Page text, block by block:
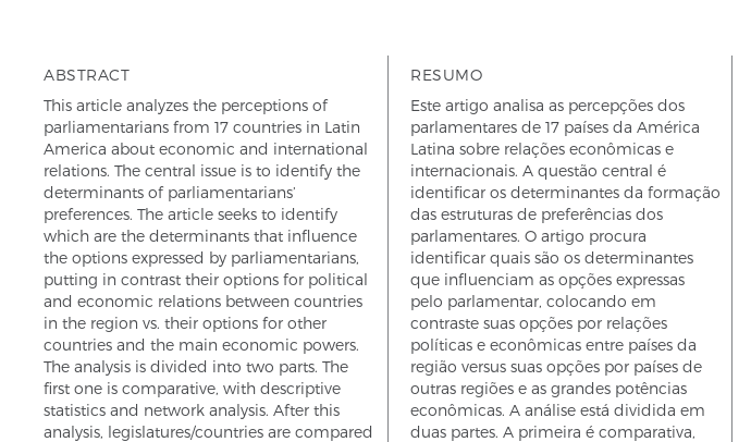
ABSTRACT
This article analyzes the perceptions of
parliamentarians from 17 countries in Latin
America about economic and international
relations. The central issue is to identify the
determinants of parliamentarians’
preferences. The article seeks to identify
which are the determinants that influence
the options expressed by parliamentarians,
putting in contrast their options for political
and economic relations between countries
in the region vs. their options for other
countries and the main economic powers.
The analysis is divided into two parts. The
first one is comparative, with descriptive
statistics and network analysis. After this
analysis, legislatures/countries are compared
RESUMO
Este artigo analisa as percepções dos
parlamentares de 17 países da América
Latina sobre relações econômicas e
internacionais. A questão central é
identificar os determinantes da formação
das estruturas de preferências dos
parlamentares. O artigo procura
identificar quais são os determinantes
que influenciam as opções expressas
pelo parlamentar, colocando em
contraste suas opções por relações
políticas e econômicas entre países da
região versus suas opções por países de
outras regiões e as grandes potências
econômicas. A análise está dividida em
duas partes. A primeira é comparativa,